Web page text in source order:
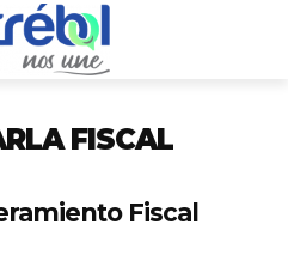
FISCAL
Fiscal